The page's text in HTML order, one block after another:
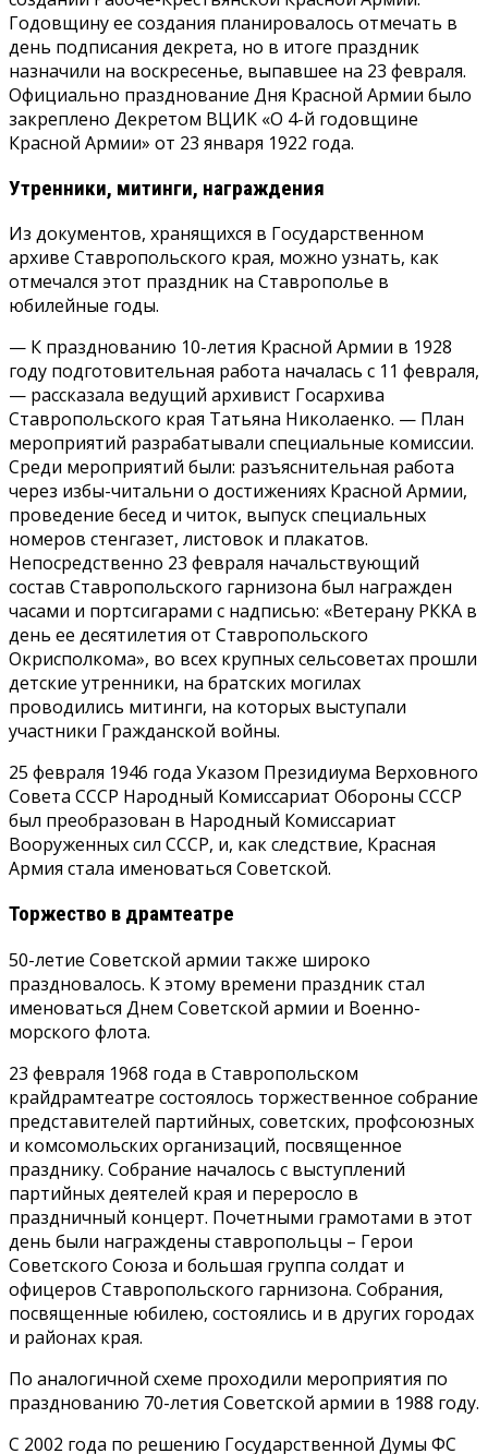
Годовщину ее создания планировалось отмечать в
день подписания декрета, но в итоге праздник
назначили на воскресенье, выпавшее на 23 февраля.
Официально празднование Дня Красной Армии было
закреплено Декретом ВЦИК «О 4-й годовщине
Красной Армии» от 23 января 1922 года.
Утренники, митинги, награждения
Из документов, хранящихся в Государственном
архиве Ставропольского края, можно узнать, как
отмечался этот праздник на Ставрополье в
юбилейные годы.
— К празднованию 10-летия Красной Армии в 1928
году подготовительная работа началась с 11 февраля,
— рассказала ведущий архивист Госархива
Ставропольского края Татьяна Николаенко. — План
мероприятий разрабатывали специальные комиссии.
Среди мероприятий были: разъяснительная работа
через избы-читальни о достижениях Красной Армии,
проведение бесед и читок, выпуск специальных
номеров стенгазет, листовок и плакатов.
Непосредственно 23 февраля начальствующий
состав Ставропольского гарнизона был награжден
часами и портсигарами с надписью: «Ветерану РККА в
день ее десятилетия от Ставропольского
Окрисполкома», во всех крупных сельсоветах прошли
детские утренники, на братских могилах
проводились митинги, на которых выступали
участники Гражданской войны.
25 февраля 1946 года Указом Президиума Верховного
Совета СССР Народный Комиссариат Обороны СССР
был преобразован в Народный Комиссариат
Вооруженных сил СССР, и, как следствие, Красная
Армия стала именоваться Советской.
Торжество в драмтеатре
50-летие Советской армии также широко
праздновалось. К этому времени праздник стал
именоваться Днем Советской армии и Военно-
морского флота.
23 февраля 1968 года в Ставропольском
крайдрамтеатре состоялось торжественное собрание
представителей партийных, советских, профсоюзных
и комсомольских организаций, посвященное
празднику. Собрание началось с выступлений
партийных деятелей края и переросло в
праздничный концерт. Почетными грамотами в этот
день были награждены ставропольцы – Герои
Советского Союза и большая группа солдат и
офицеров Ставропольского гарнизона. Собрания,
посвященные юбилею, состоялись и в других городах
и районах края.
По аналогичной схеме проходили мероприятия по
празднованию 70-летия Советской армии в 1988 году.
С 2002 года по решению Государственной Думы ФС